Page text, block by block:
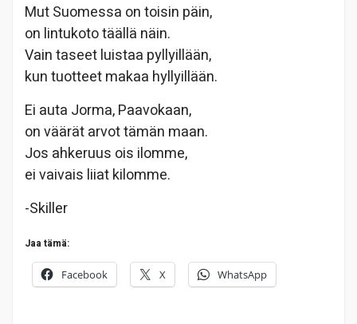
Mut Suomessa on toisin päin,
on lintukoto täällä näin.
Vain taseet luistaa pyllyillään,
kun tuotteet makaa hyllyillään.
Ei auta Jorma, Paavokaan,
on väärät arvot tämän maan.
Jos ahkeruus ois ilomme,
ei vaivais liiat kilomme.
-Skiller
Jaa tämä:
Facebook X WhatsApp